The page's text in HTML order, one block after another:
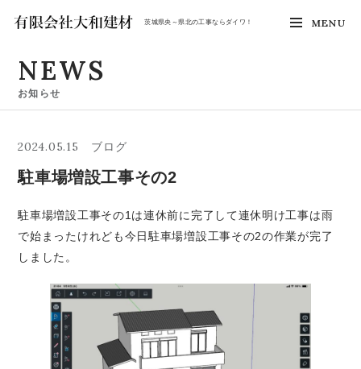
茨城県央～県北の工事ならダイワ！ MENU
NEWS
お知らせ
2024.05.15 ブログ
駐車場増設工事その2
駐車場増設工事その1は連休前に完了して連休明け工事は雨
で始まったけれども今日駐車場増設工事その2の作業が完了
しました。